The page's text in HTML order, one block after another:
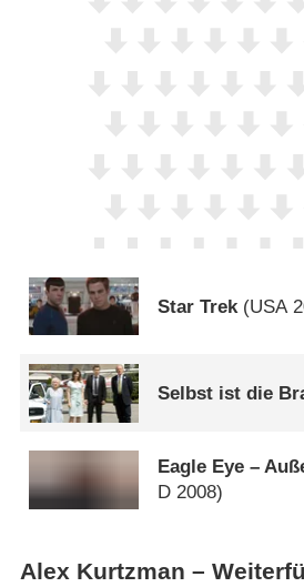
Star Trek (USA
Selbst ist die
Eagle Eye –
D 2008)
Alex Kurtzman –